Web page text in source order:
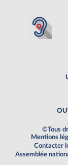
©Tous
Mentions
Contacter
Assemblée